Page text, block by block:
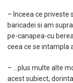
– Inceea ce priveste
baricadei si am
pe-canapea-cu
ceea ce se intampla
– …plus multe alte
acest subiect,